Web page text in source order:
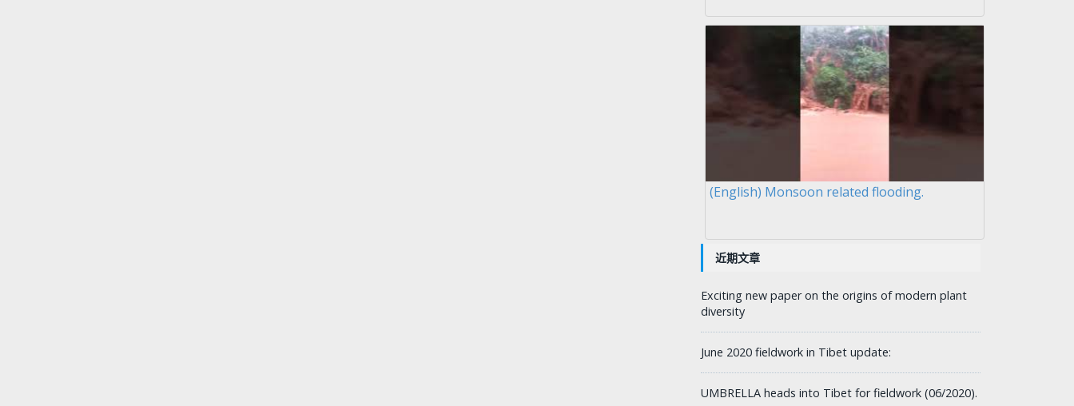
(English) Monsoon related flooding.
近期文章
Exciting new paper on the origins of modern plant
diversity
June 2020 fieldwork in Tibet update:
UMBRELLA heads into Tibet for fieldwork (06/2020).